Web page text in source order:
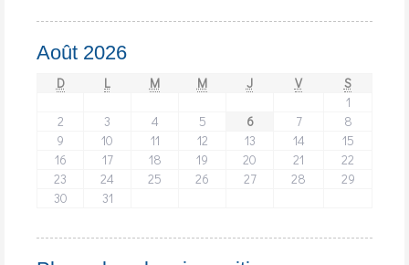
Août 2026
D L M M J V
S
1
2
3 4 5 6 7
8
9
10 11 12 13 14
15
16
17 18 19 20 21
22
23
24 25 26 27 28
29
30
31